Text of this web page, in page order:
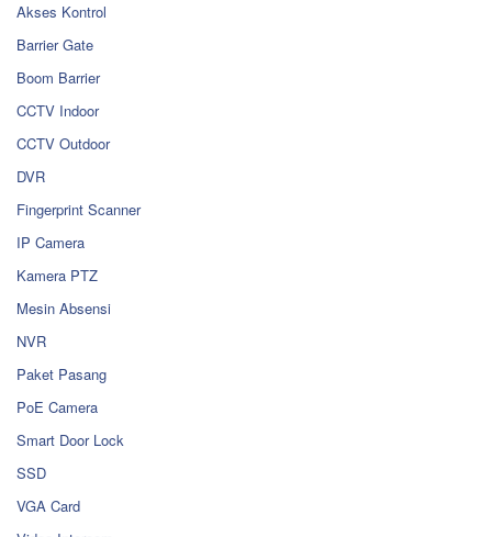
Akses Kontrol
Barrier Gate
Boom Barrier
CCTV Indoor
CCTV Outdoor
DVR
Fingerprint Scanner
IP Camera
Kamera PTZ
Mesin Absensi
NVR
Paket Pasang
PoE Camera
Smart Door Lock
SSD
VGA Card